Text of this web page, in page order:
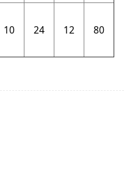
10 24 12 80